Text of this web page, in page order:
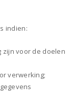
indien:
zijn voor de doelen
verwerking;